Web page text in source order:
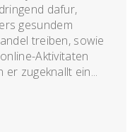
dafur,
gesundem
treiben, sowie
Aktivitaten
zugeknallt ein...